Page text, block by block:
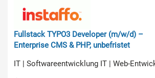
Fullstack TYPO3 Developer (m/w/d) –
Enterprise CMS & PHP, unbefristet
IT | Softwareentwicklung IT | Web-